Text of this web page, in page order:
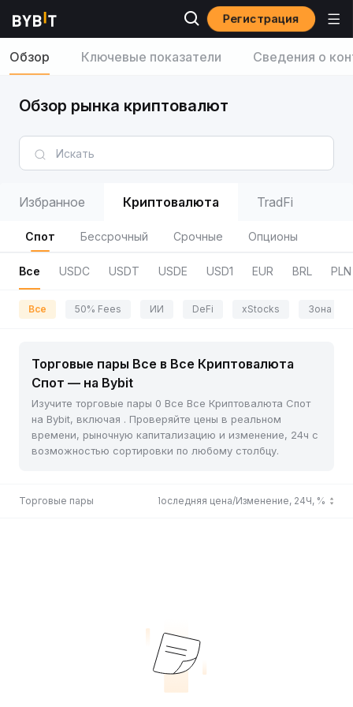
Регистрация
Обзор Ключевые показатели Сведения о
Обзор рынка криптовалют
Избранное Криптовалюта TradFi
Спот Бессрочный Срочные Опционы
Все USDC USDT USDE USD1 EUR BRL PLN
Все 50% Fees ИИ DeFi xStocks Зона
Торговые пары Все в Все Криптовалюта
Спот — на Bybit
Изучите торговые пары 0 Все Все Криптовалюта Спот
на Bybit, включая . Проверяйте цены в реальном
времени, рыночную капитализацию и изменение, 24ч с
возможностью сортировки по любому столбцу.
Торговые пары Последняя цена/Изменение, 24Ч, %